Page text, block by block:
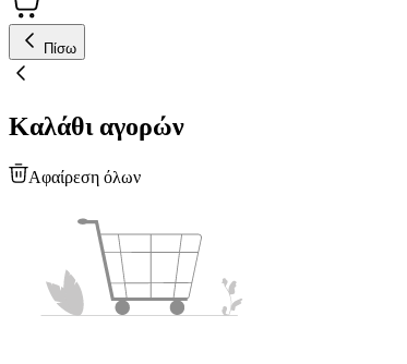
Πίσω
Καλάθι αγορών
Αφαίρεση όλων